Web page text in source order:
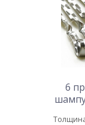
6